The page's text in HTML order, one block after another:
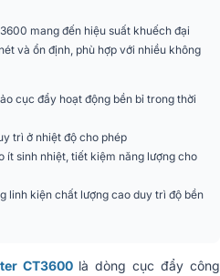
1800W/CH
3600WCH
Stereo/Parellet/Bridge
mang đến hiệu suất khuếch đại
và ổn định, phù hợp với nhiều không
cục đẩy hoạt động bền bỉ trong thời
trì ở nhiệt độ cho phép
ít sinh nhiệt, tiết kiệm năng lượng cho
linh kiện chất lượng cao duy trì độ bền
CT3600là dòng cục đẩy công